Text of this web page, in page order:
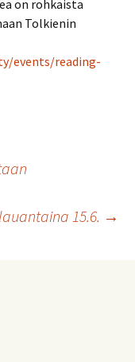
on rohkaista
Tolkienin
events/reading-
15.6. →